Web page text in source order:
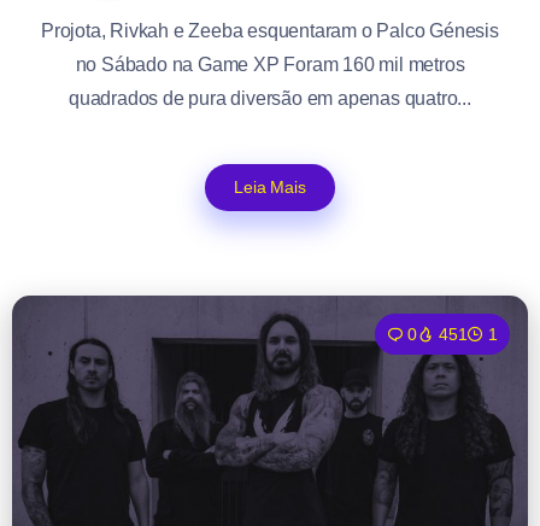
Projota, Rivkah e Zeeba esquentaram o Palco Génesis
no Sábado na Game XP Foram 160 mil metros
quadrados de pura diversão em apenas quatro...
Leia Mais
0 451 1